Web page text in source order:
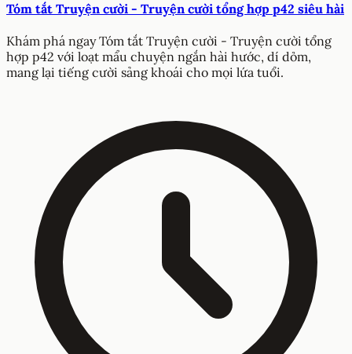
Tóm tắt Truyện cười - Truyện cười tổng hợp p42 siêu hài
Khám phá ngay Tóm tắt Truyện cười - Truyện cười tổng
hợp p42 với loạt mẩu chuyện ngắn hài hước, dí dỏm,
mang lại tiếng cười sảng khoái cho mọi lứa tuổi.